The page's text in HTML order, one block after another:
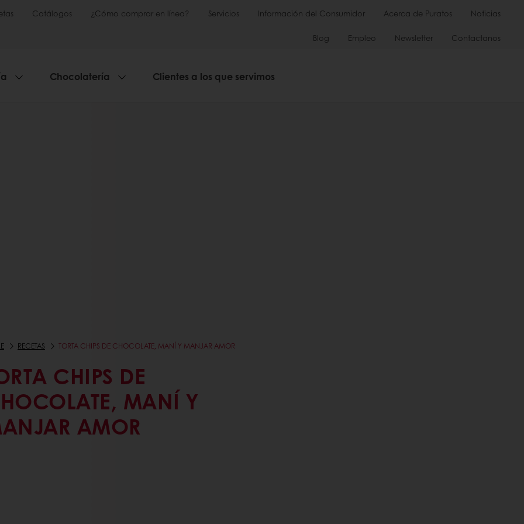
Catálogos ¿Cómo comprar en línea? Servicios Información del Consumidor Acerca de Puratos Noticias
Blog Empleo Newsletter Contactanos
Chocolatería Clientes a los que servimos
RECETAS TORTA CHIPS DE CHOCOLATE, MANÍ Y MANJAR AMOR
CHIPS DE
MANÍ Y
AMOR